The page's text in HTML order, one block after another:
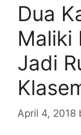
Dua
Maliki
Jadi
April 4, 2018